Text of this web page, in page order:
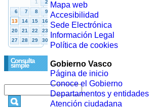
Consulta
simple
Mapa web
Accesibilidad
Sede Electrónica
Información Legal
Política de cookies
Gobierno Vasco
Página de inicio
Conoce el Gobierno
Departamentos y entidades
Atención ciudadana